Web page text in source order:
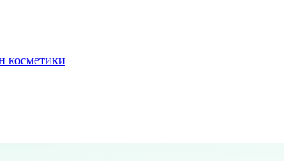
косметики